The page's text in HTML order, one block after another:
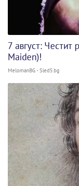
7 август:
Maiden)!
MelomanBG - Sled5.bg